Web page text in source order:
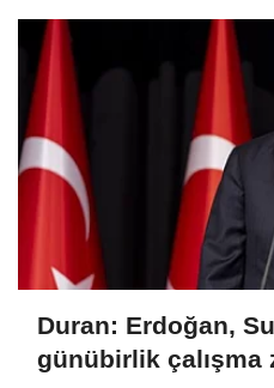
Duran: Erdoğan,
günübirlik çalışma